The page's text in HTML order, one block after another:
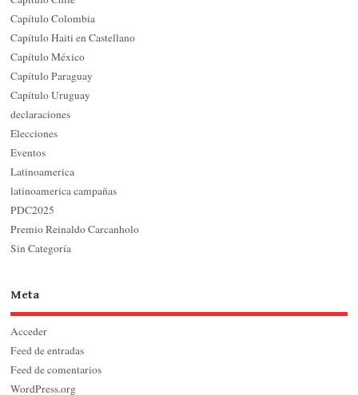
Capítulo Colombia
Capítulo Haiti en Castellano
Capítulo México
Capítulo Paraguay
Capítulo Uruguay
declaraciones
Elecciones
Eventos
Latinoamerica
latinoamerica campañas
PDC2025
Premio Reinaldo Carcanholo
Sin Categoría
Meta
Acceder
Feed de entradas
Feed de comentarios
WordPress.org